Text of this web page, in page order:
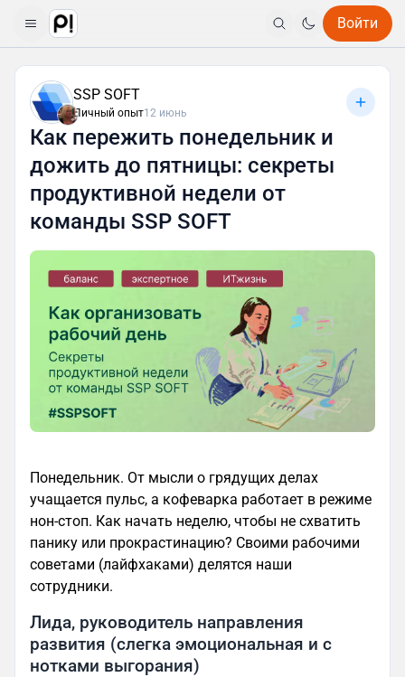
Войти
SSP SOFT
Личный опыт12 июнь
Как пережить понедельник и
дожить до пятницы: секреты
продуктивной недели от
команды SSP SOFT
Понедельник. От мысли о грядущих делах
учащается пульс, а кофеварка работает в режиме
нон-стоп. Как начать неделю, чтобы не схватить
панику или прокрастинацию? Своими рабочими
советами (лайфхаками) делятся наши
сотрудники.
Лида, руководитель направления
развития (слегка эмоциональная и с
нотками выгорания)